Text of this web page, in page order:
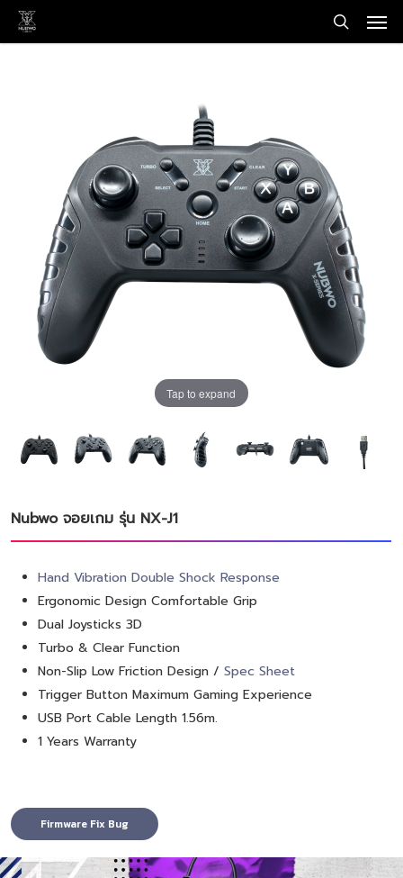
Skip
search
Tap to expand
Nubwo จอยเกม รุ่น NX-J1
Hand Vibration Double Shock Response
Ergonomic Design Comfortable Grip
Dual Joysticks 3D
Turbo & Clear Function
Non-Slip Low Friction Design /Spec Sheet
Trigger Button Maximum Gaming Experience
USB Port Cable Length 1.56m.
1 Years Warranty
Firmware Fix Bug